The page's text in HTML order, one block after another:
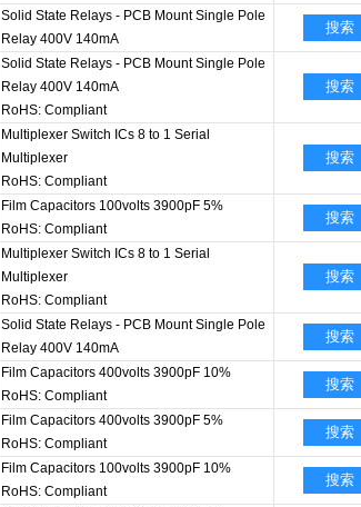
Solid State Relays - PCB Mount Single Pole
Relay 400V 140mA
搜索
Solid State Relays - PCB Mount Single Pole
Relay 400V 140mA
RoHS: Compliant
搜索
Multiplexer Switch ICs 8 to 1 Serial
Multiplexer
RoHS: Compliant
搜索
Film Capacitors 100volts 3900pF 5%
RoHS: Compliant
搜索
Multiplexer Switch ICs 8 to 1 Serial
Multiplexer
RoHS: Compliant
搜索
Solid State Relays - PCB Mount Single Pole
Relay 400V 140mA
搜索
Film Capacitors 400volts 3900pF 10%
RoHS: Compliant
搜索
Film Capacitors 400volts 3900pF 5%
RoHS: Compliant
搜索
Film Capacitors 100volts 3900pF 10%
RoHS: Compliant
搜索